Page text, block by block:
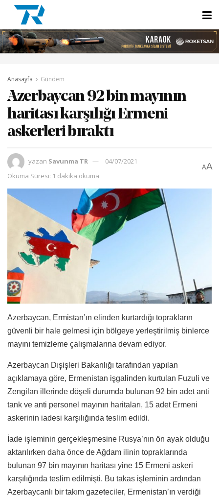
Anasayfa Gündem
Azerbaycan 92 bin mayının
haritası karşılığı Ermeni
askerleri bıraktı
yazan Savunma TR
04/07/2021
Okuma Süresi: 1 dakika okuma
AA
Azerbaycan, Ermistan’ın elinden kurtardığı toprakların
güvenli bir hale gelmesi için bölgeye yerleştirilmiş binlerce
mayını temizleme çalışmalarına devam ediyor.
Azerbaycan Dışişleri Bakanlığı tarafından yapılan
açıklamaya göre, Ermenistan işgalinden kurtulan Fuzuli ve
Zengilan illerinde döşeli durumda bulunan 92 bin adet anti
tank ve anti personel mayının haritaları, 15 adet Ermeni
askerinin iadesi karşılığında teslim edildi.
İade işleminin gerçekleşmesine Rusya’nın ön ayak olduğu
aktarılırken daha önce de Ağdam ilinin topraklarında
bulunan 97 bin mayının haritası yine 15 Ermeni askeri
karşılığında teslim edilmişti. Bu takas işleminin ardından
Azerbaycanlı bir takım gazeteciler, Ermenistan’ın verdiği